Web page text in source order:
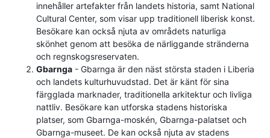
innehåller artefakter från landets historia, samt National
Cultural Center, som visar upp traditionell liberisk konst.
Besökare kan också njuta av områdets naturliga
skönhet genom att besöka de närliggande stränderna
och regnskogsreservaten.
Gbarnga - Gbarnga är den näst största staden i Liberia
och landets kulturhuvudstad. Det är känt för sina
färgglada marknader, traditionella arkitektur och livliga
nattliv. Besökare kan utforska stadens historiska
platser, som Gbarnga-moskén, Gbarnga-palatset och
Gbarnga-museet. De kan också njuta av stadens